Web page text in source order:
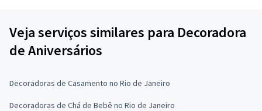
Veja serviços similares para Decoradora
de Aniversários
Decoradoras de Casamento no Rio de Janeiro
Decoradoras de Chá de Bebê no Rio de Janeiro